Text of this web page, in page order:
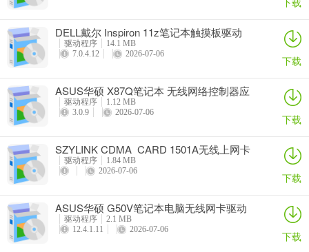
DELL戴尔 Inspiron 11z笔记本触摸板驱动
驱动程序
14.1 MB
7.0.4.12
2026-07-06 下载
ASUS华硕 X87Q笔记本 无线网络控制器应
用程序
驱动程序
1.12 MB
3.0.9
2026-07-06 下载
SZYLINK CDMA_CARD 1501A无线上网卡
驱动程序
1.84 MB
2026-07-06
下载
ASUS华硕 G50V笔记本电脑无线网卡驱动
驱动程序
2.1 MB
12.4.1.11
2026-07-06 下载